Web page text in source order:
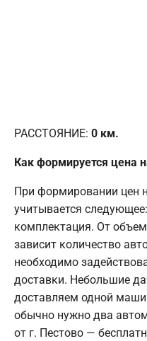
РАССТОЯНИЕ: 0 км.
Как формируется цена
При формировании цен
учитывается
комплектация. От
зависит количество
необходимо
доставки. Небольшие
доставляем одной
обычно нужно два
от г. Пестово —